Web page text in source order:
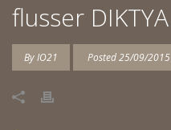
flusser DIKTYA
ByIO21 Posted25/09/2015